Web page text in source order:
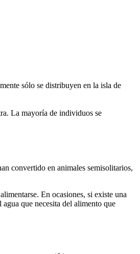
sólo se distribuyen en la isla de
La mayoría de individuos se
convertido en animales semisolitarios,
En ocasiones, si existe una
que necesita del alimento que